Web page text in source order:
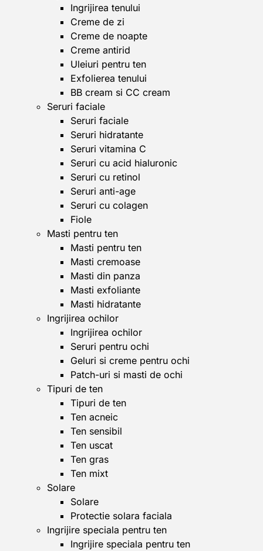
Ingrijirea tenului
Creme de zi
Creme de noapte
Creme antirid
Uleiuri pentru ten
Exfolierea tenului
BB cream si CC cream
Seruri faciale
Seruri faciale
Seruri hidratante
Seruri vitamina C
Seruri cu acid hialuronic
Seruri cu retinol
Seruri anti-age
Seruri cu colagen
Fiole
Masti pentru ten
Masti pentru ten
Masti cremoase
Masti din panza
Masti exfoliante
Masti hidratante
Ingrijirea ochilor
Ingrijirea ochilor
Seruri pentru ochi
Geluri si creme pentru ochi
Patch-uri si masti de ochi
Tipuri de ten
Tipuri de ten
Ten acneic
Ten sensibil
Ten uscat
Ten gras
Ten mixt
Solare
Solare
Protectie solara faciala
Ingrijire speciala pentru ten
Ingrijire speciala pentru ten